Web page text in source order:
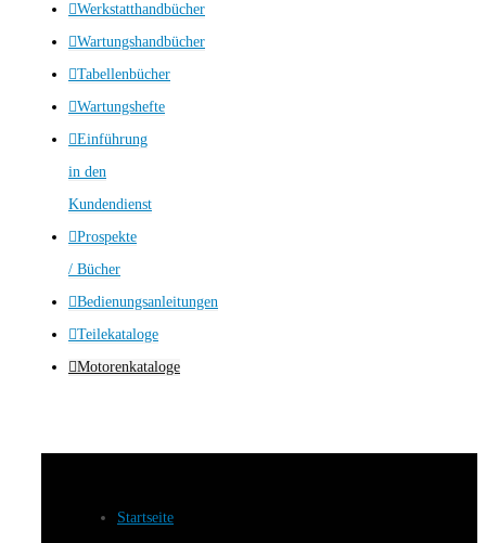
Werkstatthandbücher
Wartungshandbücher
Tabellenbücher
Wartungshefte
Einführung
in den
Kundendienst
Prospekte
/ Bücher
Bedienungsanleitungen
Teilekataloge
Motorenkataloge
Startseite